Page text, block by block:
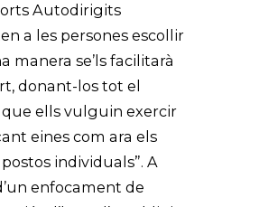
Autodirigits
a les persones escollir
manera se’ls facilitarà
donant-los tot el
ells vulguin exercir
eines com ara els
individuals”. A
enfocament de